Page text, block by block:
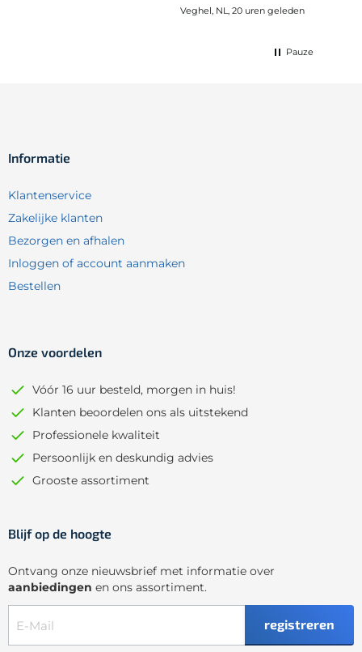
Veghel, NL, 20 uren geleden
Pauze
Informatie
Klantenservice
Zakelijke klanten
Bezorgen en afhalen
Inloggen of account aanmaken
Bestellen
Onze voordelen
Vóór 16 uur besteld, morgen in huis!
Klanten beoordelen ons als uitstekend
Professionele kwaliteit
Persoonlijk en deskundig advies
Grooste assortiment
Blijf op de hoogte
Ontvang onze nieuwsbrief met informatie over
aanbiedingen en ons assortiment.
registreren